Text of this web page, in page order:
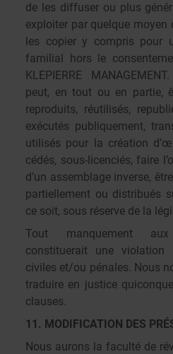
de les diffuser ou plus
exploiter par quelque moyen
les copier y compris pour
familial hors le
KLEPIERRE
peut, en tout ou en partie,
reproduits, réutilisés,
exécutés publiquement,
utilisés pour la création
cédés, sous-licenciés, faire
d’un assemblage inverse,
partiellement ou distribués
ce soit, sous réserve de la
Tout manquement
constituerait une violation
civiles et/ou pénales. Nous
traduire en justice
clauses.
11. MODIFICATION DES
Nous aurons la faculté de